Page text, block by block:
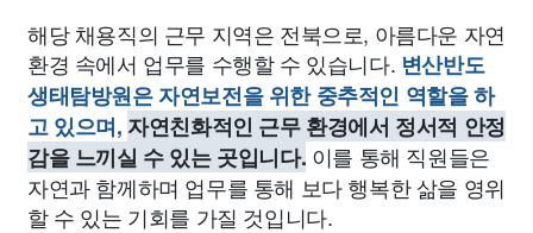
해당 채용직의 근무 지역은 전북으로, 아름다운 자연
환경 속에서 업무를 수행할 수 있습니다. 변산반도
생태탐방원은 자연보전을 위한 중추적인 역할을 하
고 있으며, 자연친화적인 근무 환경에서 정서적 안정
감을 느끼실 수 있는 곳입니다. 이를 통해 직원들은
자연과 함께하며 업무를 통해 보다 행복한 삶을 영위
할 수 있는 기회를 가질 것입니다.